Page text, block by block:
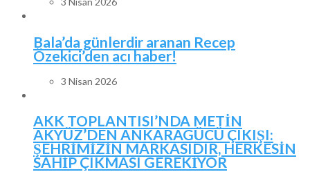
Bala’da günlerdir aranan Recep
Özekici’den acı haber!
3 Nisan 2026
AKK TOPLANTISI’NDA METİN
AKYÜZ’DEN ANKARAGÜCÜ ÇIKIŞI:
ŞEHRİMİZİN MARKASIDIR, HERKESİN
SAHİP ÇIKMASI GEREKİYOR